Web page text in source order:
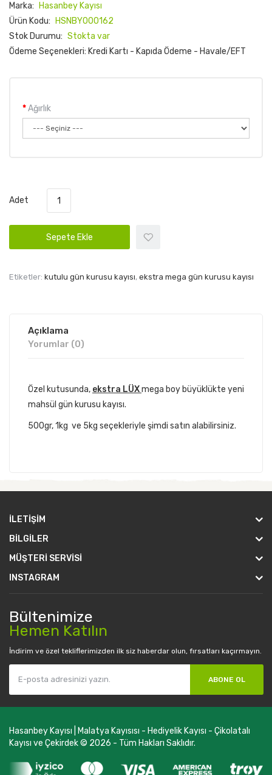
Marka:
Hasanbey Kayısı
Ürün Kodu:
HSNBY000162
Stok Durumu: Stokta var
Ödeme Seçenekleri: Kredi Kartı - Kapıda Ödeme - Havale/EFT
Ağırlık
Adet
Sepete Ekle
Etiketler: kutulu gün kurusu kayısı, ekstra mega gün kurusu kayısı
Açıklama
Yorumlar (0)
Özel kutusunda, ekstra LÜXmega boy büyüklükte yeni
mahsül gün kurusu kayısı.
500gr, 1kg ve 5kg seçekleriyle şimdi satın alabilirsiniz.
İLETIŞIM
BILGILER
MÜŞTERI SERVISI
INSTAGRAM
Bültenimize
Hemen Katılın
İndirim ve özel tekliflerimizden ilk siz haberdar olun, fırsatları kaçırmayın.
ABONE OL
Hasanbey Kayısı | Malatya Kayısısı - Hediyelik Kayısı - Çikolatalı
Kayısı ve Çekirdek © 2026 - Tüm Hakları Saklıdır.